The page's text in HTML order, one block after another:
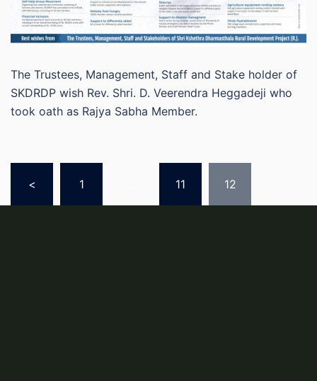
The Trustees, Management, Staff and Stake holder of
SKDRDP wish Rev. Shri. D. Veerendra Heggadeji who
took oath as Rajya Sabha Member.
pagination
< 1 11 12